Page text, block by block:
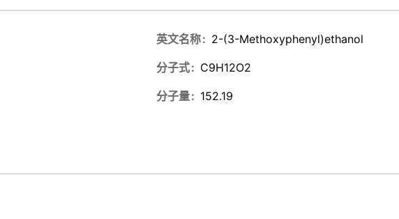
英文名称 2-(3-Methoxyphenyl)ethanol
分子式 C9H12O2
分子量 152.19